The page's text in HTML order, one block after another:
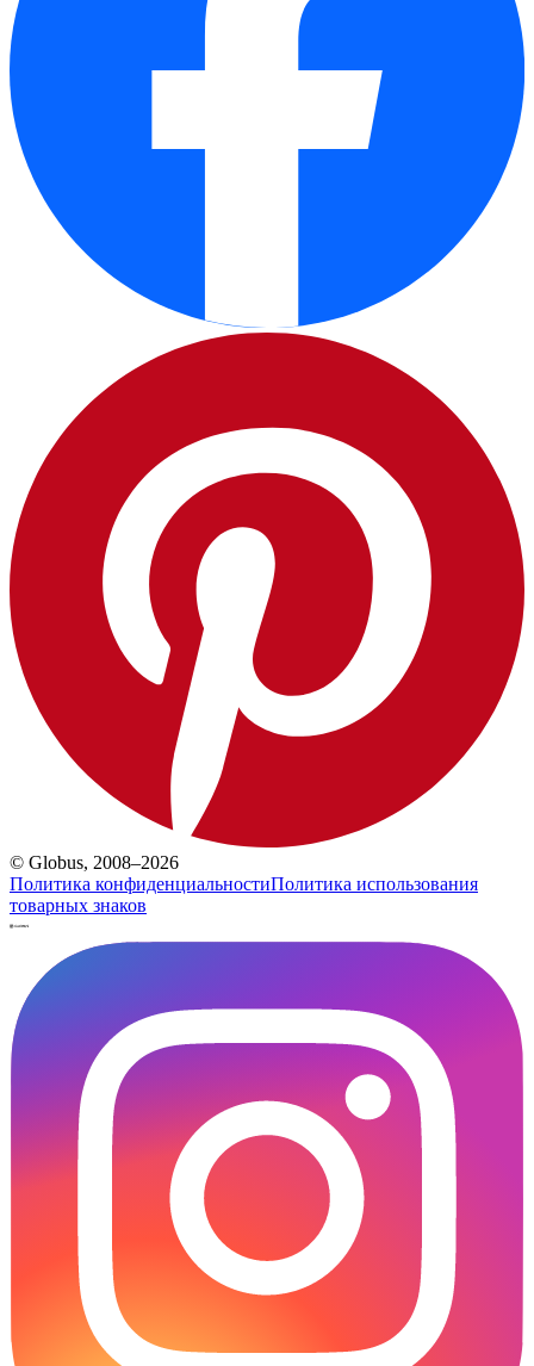
© Globus, 2008–2026
Политика конфиденциальностиПолитика использования
товарных знаков